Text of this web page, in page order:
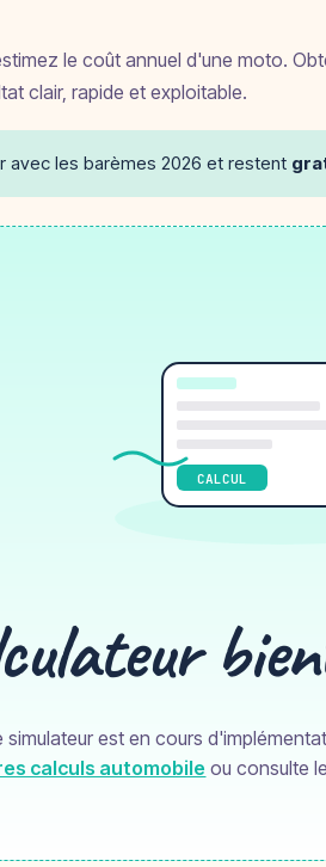
le coût annuel d'une moto.
clair, rapide et exploitable.
avec les barèmes 2026 et restent
CALCUL
simulateur est en cours
calculs automobile ou consulte